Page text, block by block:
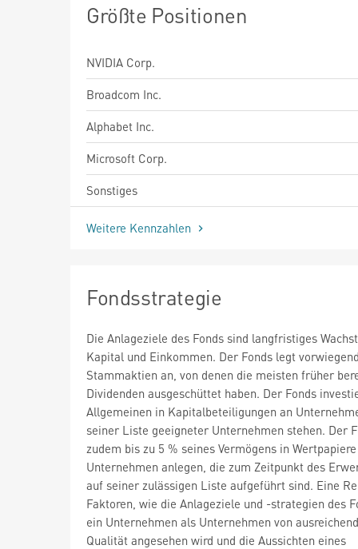
Größte Positionen
NVIDIA Corp.
Broadcom Inc.
Alphabet Inc.
Microsoft Corp.
Sonstiges
Weitere Kennzahlen
Fondsstrategie
Die Anlageziele des Fonds sind langfristiges
Kapital und Einkommen. Der Fonds legt
Stammaktien an, von denen die meisten früher
Dividenden ausgeschüttet haben. Der Fonds
Allgemeinen in Kapitalbeteiligungen an
seiner Liste geeigneter Unternehmen stehen. Der
zudem bis zu 5 % seines Vermögens in
Unternehmen anlegen, die zum Zeitpunkt des
auf seiner zulässigen Liste aufgeführt sind. Eine
Faktoren, wie die Anlageziele und -strategien des
ein Unternehmen als Unternehmen von
Qualität angesehen wird und die Aussichten eines